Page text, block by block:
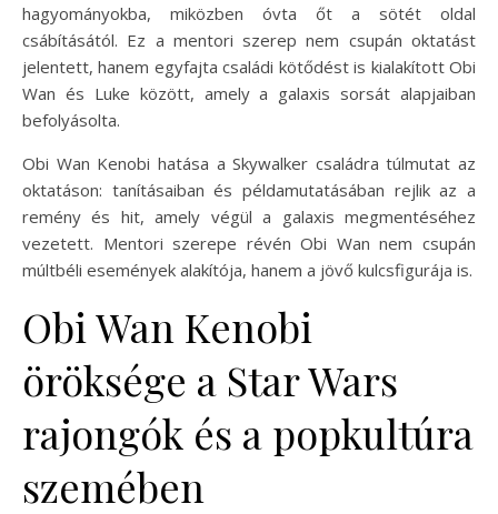
hagyományokba, miközben óvta őt a sötét oldal
csábításától. Ez a mentori szerep nem csupán oktatást
jelentett, hanem egyfajta családi kötődést is kialakított Obi
Wan és Luke között, amely a galaxis sorsát alapjaiban
befolyásolta.
Obi Wan Kenobi hatása a Skywalker családra túlmutat az
oktatáson: tanításaiban és példamutatásában rejlik az a
remény és hit, amely végül a galaxis megmentéséhez
vezetett. Mentori szerepe révén Obi Wan nem csupán
múltbéli események alakítója, hanem a jövő kulcsfigurája is.
Obi Wan Kenobi
öröksége a Star Wars
rajongók és a popkultúra
szemében